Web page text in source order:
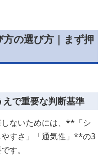
の選び方｜まず押
で重要な判断基準
ないためには、**「シ
すさ」「通気性」**の3
す。